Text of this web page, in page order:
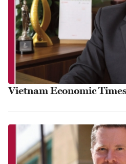
Vietnam Economic